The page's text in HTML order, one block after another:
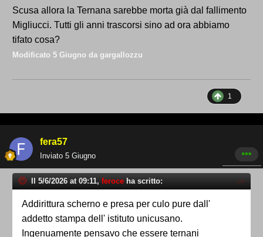
Scusa allora la Ternana sarebbe morta già dal fallimento
Migliucci. Tutti gli anni trascorsi sino ad ora abbiamo
tifato cosa?
Modificato 5 Giugno da gargallozzu
1
fera57
Inviato 5 Giugno
Il 5/6/2026 at 09:11, feroce ha scritto:
Addirittura scherno e presa per culo pure dall'
addetto stampa dell' istituto unicusano.
Ingenuamente pensavo che essere ternani